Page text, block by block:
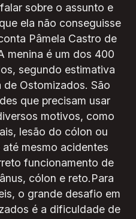
sobre o assunto e
ela não conseguisse
Pâmela Castro de
menina é um dos 400
segundo estimativa
Ostomizados. São
que precisam usar
motivos, como
lesão do cólon ou
mesmo acidentes
funcionamento de
cólon e reto.Para
o grande desafio em
é a dificuldade de